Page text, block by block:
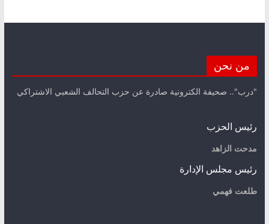
من نحن
"درب".. صحيفة الكترونية صادرة عن حزب التحالف الشعبي الاشتراكي
رئيس الحزب
مدحت الزاهد
رئيس مجلس الإدارة
طلعت فهمي